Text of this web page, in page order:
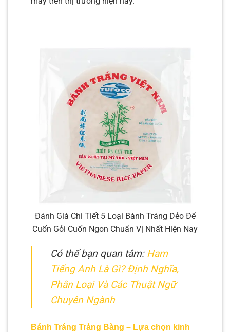
Đánh Giá Chi Tiết 5 Loại Bánh Tráng Dẻo Để
Cuốn Gỏi Cuốn Ngon Chuẩn Vị Nhất Hiện Nay
Có thể bạn quan tâm: Ham
Tiếng Anh Là Gì? Định Nghĩa,
Phân Loại Và Các Thuật Ngữ
Chuyên Ngành
Bánh Tráng Trảng Bàng – Lựa chọn kinh